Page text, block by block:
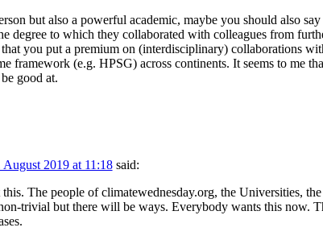
but also a powerful academic, maybe you should also
degree to which they collaborated with colleagues from
you put a premium on (interdisciplinary) collaborations
framework (e.g. HPSG) across continents. It seems to me
good at.
August 2019 at 11:18 said:
The people of climatewednesday.org, the Universities,
trivial but there will be ways. Everybody wants this now.